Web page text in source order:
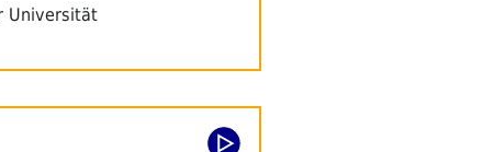
Universität